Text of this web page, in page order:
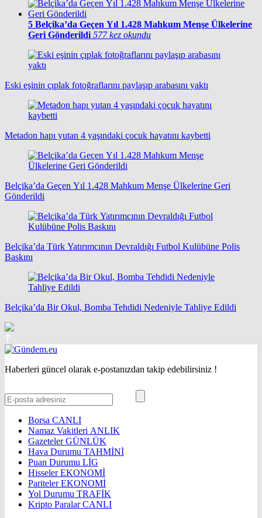
5 Belçika’da Geçen Yıl 1.428 Mahkum Menşe Ülkelerine
Geri Gönderildi 577 kez okundu
Eski eşinin çıplak fotoğraflarını paylaşıp arabasını yaktı
Metadon hapı yutan 4 yaşındaki çocuk hayatını kaybetti
Belçika’da Geçen Yıl 1.428 Mahkum Menşe Ülkelerine Geri
Gönderildi
Belçika’da Türk Yatırımcının Devraldığı Futbol Kulübüne Polis
Baskını
Belçika’da Bir Okul, Bomba Tehdidi Nedeniyle Tahliye Edildi
Haberleri güncel olarak e-postanızdan takip edebilirsiniz !
Borsa CANLI
Namaz Vakitleri ANLIK
GazetelerGÜNLÜK
Hava Durumu TAHMİNİ
Puan Durumu LİG
HisselerEKONOMİ
ParitelerEKONOMİ
Yol Durumu TRAFİK
Kripto ParalarCANLI